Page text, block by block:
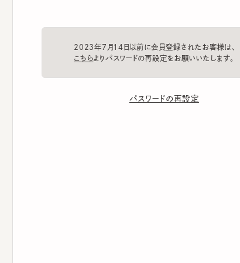
2023年7月14日以前に会員登録されたお客様は、
パスワードの再設定